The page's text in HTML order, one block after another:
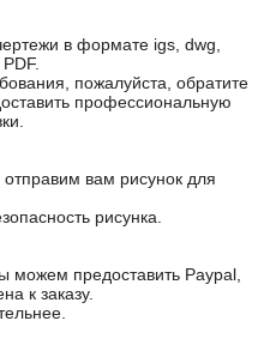
в формате igs, dwg,
пожалуйста, обратите
профессиональную
вам рисунок для
рисунка.
можем предоставить Paypal,
к заказу.